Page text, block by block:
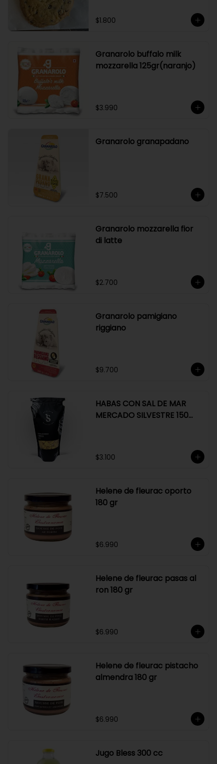
$1.800
Granarolo buffalo milk
mozzarella 125gr(naranjo)
$3.990
Granarolo granapadano
$7.500
Granarolo mozzarella fior
di latte
$2.700
Granarolo pamigiano
riggiano
$9.700
HABAS CON SAL DE MAR
MERCADO SILVESTRE 150
$3.100
Helene de fleurac oporto
180 gr
$6.990
Helene de fleurac pasas al
ron 180 gr
$6.990
Helene de fleurac pistacho
almendra 180 gr
$6.990
Jugo Bless 300 cc